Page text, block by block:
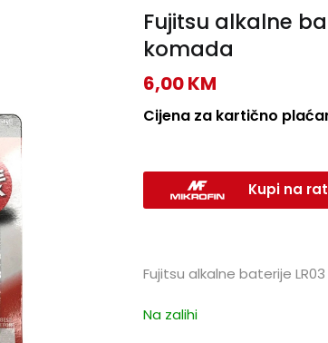
Fujitsu alkalne
komada
6,00KM
Cijena za kartično
Kupi na
Fujitsu alkalne baterije
Na zalihi